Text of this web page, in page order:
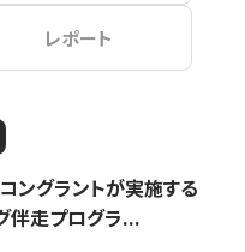
レポート
ングラントが実施する
伴走プログラ...